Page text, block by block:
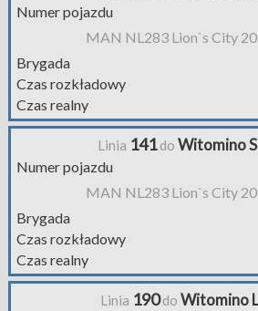
Numer pojazdu
MAN NL283 Lion`s City
Brygada
Czas rozkładowy
Czas realny
Linia 141do Witomino
Numer pojazdu
MAN NL283 Lion`s City
Brygada
Czas rozkładowy
Czas realny
Linia 190do Witomino